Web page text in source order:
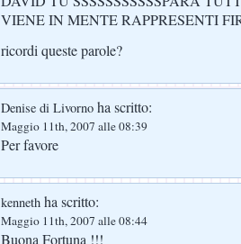
VIENE IN MENTE RAPPRESENTI
ricordi queste parole?
Denise di Livorno ha scritto:
Maggio 11th, 2007 alle 08:39
Per favore
kenneth ha scritto:
Maggio 11th, 2007 alle 08:44
Buona Fortuna !!!